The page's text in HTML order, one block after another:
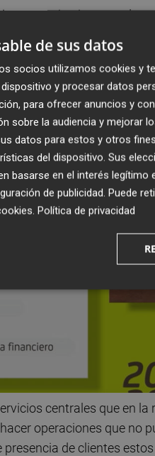
que ejercieron su
más porque
sindicatos
y valoro la
Formamos parte de
de todo el equipo de
centrales que en la
operaciones que no
de clientes
de sus datos
socios utilizamos cookies y
y procesar datos
para ofrecer anuncios y
sobre la audiencia y mejorar
datos para estos y otros
del dispositivo. Sus
basarse en el interés
de publicidad. Puede
. Política de privacidad